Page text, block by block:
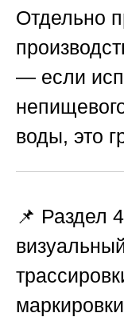
Отдельно
— если
воды, это
📌 Раздел
маркировки